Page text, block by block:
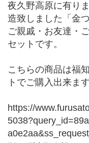
夜久野高原に有り
造致しました「金
ご親戚・お友達・
セットです。
こちらの商品は福
トでご購入出来ます
https://